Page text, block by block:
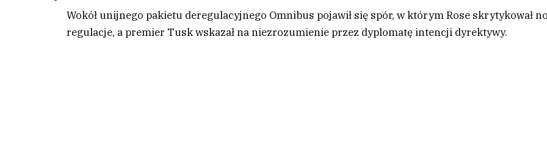
Wokół unijnego pakietu deregulacyjnego Omnibus pojawił się spór, w którym Rose skrytykował
regulacje, a premier Tusk wskazał na niezrozumienie przez dyplomatę intencji dyrektywy.